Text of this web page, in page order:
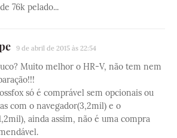
76k pelado...
9 de abril de 2015 às 22:54
Muito melhor o HR-V, não tem nem
só é comprável sem opcionais ou
com o navegador(3,2mil) e o
ainda assim, não é uma compra